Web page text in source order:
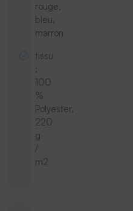
rouge,
bleu,
marron
tissu
:
100
%
Polyester,
220
g
/
m2